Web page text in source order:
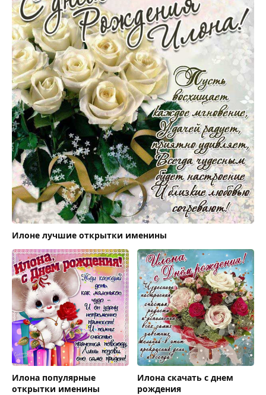
Илоне лучшие открытки именины
Илона популярные
открытки именины
Илона скачать с днем
рождения